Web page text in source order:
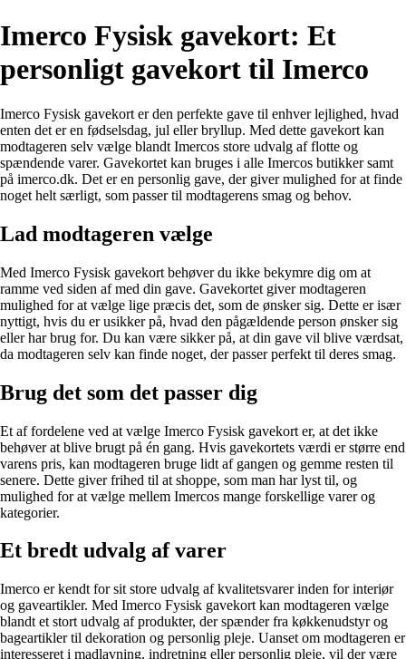
Imerco Fysisk gavekort: Et
personligt gavekort til Imerco
Imerco Fysisk gavekort er den perfekte gave til enhver lejlighed, hvad
enten det er en fødselsdag, jul eller bryllup. Med dette gavekort kan
modtageren selv vælge blandt Imercos store udvalg af flotte og
spændende varer. Gavekortet kan bruges i alle Imercos butikker samt
på imerco.dk. Det er en personlig gave, der giver mulighed for at finde
noget helt særligt, som passer til modtagerens smag og behov.
Lad modtageren vælge
Med Imerco Fysisk gavekort behøver du ikke bekymre dig om at
ramme ved siden af med din gave. Gavekortet giver modtageren
mulighed for at vælge lige præcis det, som de ønsker sig. Dette er især
nyttigt, hvis du er usikker på, hvad den pågældende person ønsker sig
eller har brug for. Du kan være sikker på, at din gave vil blive værdsat,
da modtageren selv kan finde noget, der passer perfekt til deres smag.
Brug det som det passer dig
Et af fordelene ved at vælge Imerco Fysisk gavekort er, at det ikke
behøver at blive brugt på én gang. Hvis gavekortets værdi er større end
varens pris, kan modtageren bruge lidt af gangen og gemme resten til
senere. Dette giver frihed til at shoppe, som man har lyst til, og
mulighed for at vælge mellem Imercos mange forskellige varer og
kategorier.
Et bredt udvalg af varer
Imerco er kendt for sit store udvalg af kvalitetsvarer inden for interiør
og gaveartikler. Med Imerco Fysisk gavekort kan modtageren vælge
blandt et stort udvalg af produkter, der spænder fra køkkenudstyr og
bageartikler til dekoration og personlig pleje. Uanset om modtageren er
interesseret i madlavning, indretning eller personlig pleje, vil der være